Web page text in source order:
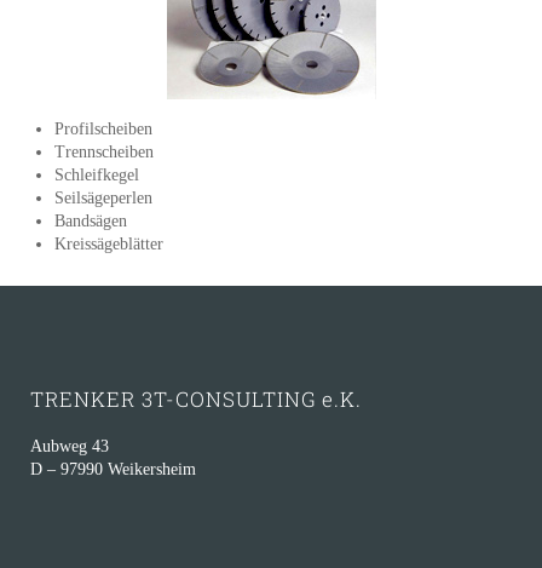
Profilscheiben
Trennscheiben
Schleifkegel
Seilsägeperlen
Bandsägen
Kreissägeblätter
TRENKER 3T-CONSULTING e.K.
Aubweg 43
D – 97990 Weikersheim